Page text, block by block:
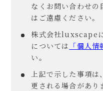
なくお問い合わせの
はご遠慮ください。
株式会社luxscape
については 「個人情
い。
上記で示した事項
更される場合があり